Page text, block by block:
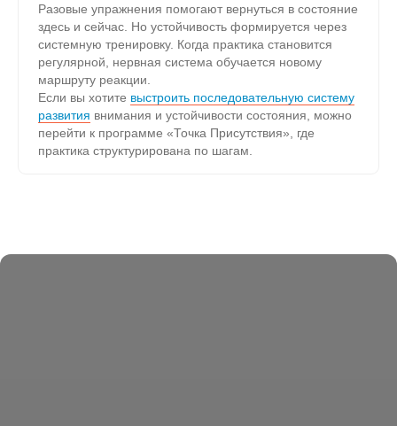
Разовые упражнения помогают вернуться в состояние
здесь и сейчас. Но устойчивость формируется через
системную тренировку. Когда практика становится
регулярной, нервная система обучается новому
маршруту реакции.
Если вы хотите выстроить последовательную систему
развития внимания и устойчивости состояния, можно
перейти к программе «Точка Присутствия», где
практика структурирована по шагам.